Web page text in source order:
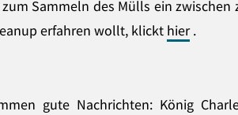
Sammeln des Mülls ein
erfahren wollt, klickt hier.
gute Nachrichten: König